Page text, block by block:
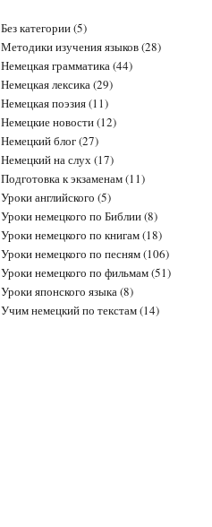
Без категории(5)
Методики изучения языков(28)
Немецкая грамматика(44)
Немецкая лексика(29)
Немецкая поэзия(11)
Немецкие новости(12)
Немецкий блог(27)
Немецкий на слух(17)
Подготовка к экзаменам(11)
Уроки английского (5)
Уроки немецкого по Библии(8)
Уроки немецкого по книгам(18)
Уроки немецкого по песням(106)
Уроки немецкого по фильмам(51)
Уроки японского языка(8)
Учим немецкий по текстам(14)